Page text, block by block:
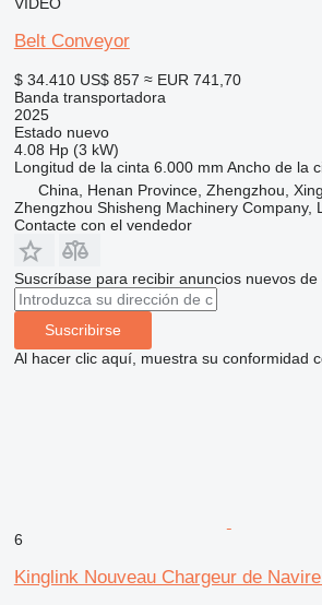
Belt Conveyor
$ 34.410 US$ 857 ≈ EUR 741,70
Banda transportadora
2025
Estadonuevo
4.08 Hp (3 kW)
Longitud de la cinta 6.000 mm Ancho de la
China, Henan Province, Zhengzhou,
Zhengzhou Shisheng Machinery Company,
Contacte con el vendedor
Suscríbase para recibir anuncios nuevos de
Suscribirse
Al hacer clic aquí, muestra su conformidad
6
Kinglink Nouveau Chargeur de